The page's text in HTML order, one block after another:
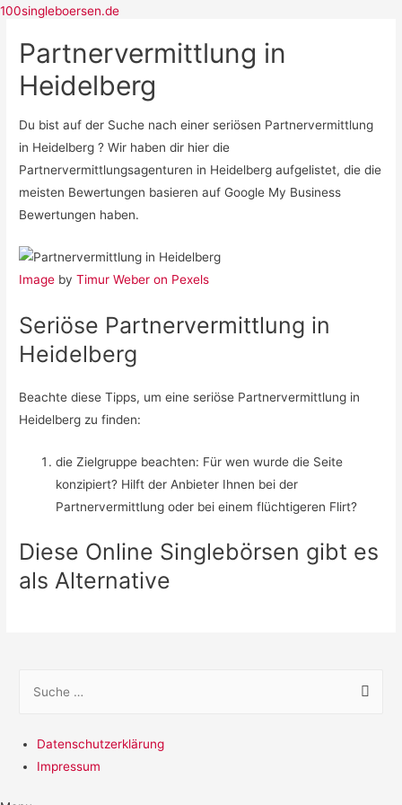
100singleboersen.de
Singlebörsen
Bildkontakte
Dating Cafe
neu.de
Partnervermittlung
Parship
ElitePartner
Partner.de
Casual Dating
Partnervermittlung in
Heidelberg
Du bist auf der Suche nach einer seriösen Partnervermittlung
in Heidelberg ? Wir haben dir hier die
Partnervermittlungsagenturen in Heidelberg aufgelistet, die die
meisten Bewertungen basieren auf Google My Business
Bewertungen haben.
Image byTimur Weber on Pexels
Seriöse Partnervermittlung in
Heidelberg
Beachte diese Tipps, um eine seriöse Partnervermittlung in
Heidelberg zu finden:
die Zielgruppe beachten: Für wen wurde die Seite
konzipiert? Hilft der Anbieter Ihnen bei der
Partnervermittlung oder bei einem flüchtigeren Flirt?
Diese Online Singlebörsen gibt es
als Alternative
n
Datenschutzerklärung
Impressum